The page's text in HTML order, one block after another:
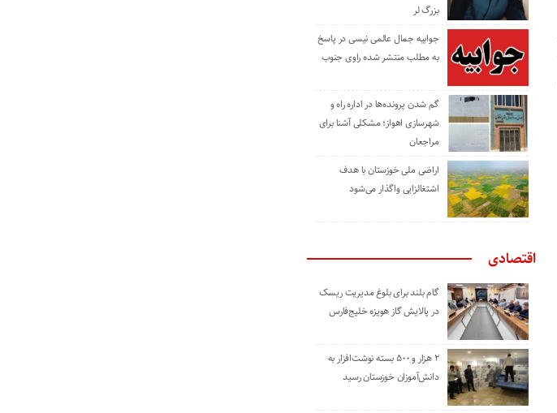
بزرگ لر
جوابیه جمال عالمی نیسی در پاسخ
به مطلب منتشر شده راوی جنوب
گم شدن پرونده‌ها در اداره راه و
شهرسازی اهواز؛ مشکلی آشنا برای
مراجعان
اراضی ملی خوزستان با هدف
اشتغالزایی واگذار می‌شود
اقتصادی
گام بلند برای بلوغ مدیریت ریسک
در پالایش گاز هویزه خلیج‌فارس
۲ هزار و ۵۰۰ بسته نوشت‌افزار به
دانش‌آموزان خوزستان رسید